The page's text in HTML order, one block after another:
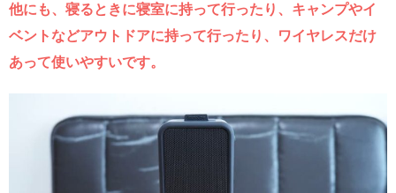
他にも、寝るときに寝室に持って行ったり、キャンプやイ
ベントなどアウトドアに持って行ったり、ワイヤレスだけ
あって使いやすいです。